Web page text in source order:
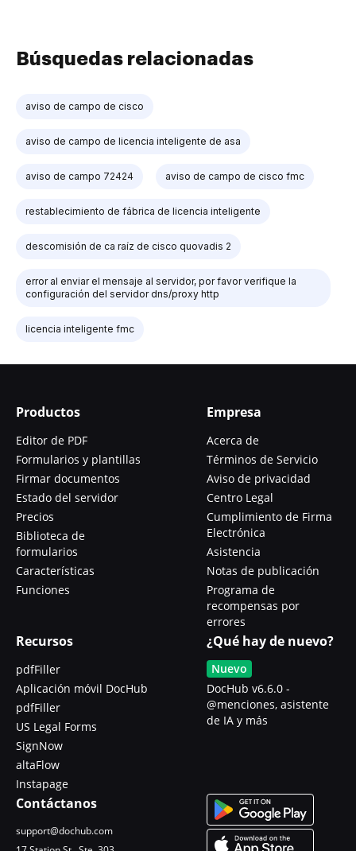
Búsquedas relacionadas
aviso de campo de cisco
aviso de campo de licencia inteligente de asa
aviso de campo 72424 aviso de campo de cisco fmc
restablecimiento de fábrica de licencia inteligente
descomisión de ca raíz de cisco quovadis 2
error al enviar el mensaje al servidor, por favor verifique la
configuración del servidor dns/proxy http
licencia inteligente fmc
Productos
Editor de PDF
Formularios y plantillas
Firmar documentos
Estado del servidor
Precios
Biblioteca de
formularios
Características
Funciones
Empresa
Acerca de
Términos de Servicio
Aviso de privacidad
Centro Legal
Cumplimiento de Firma
Electrónica
Asistencia
Notas de publicación
Programa de
recompensas por
errores
Recursos
pdfFiller
Aplicación móvil DocHub
pdfFiller
US Legal Forms
SignNow
altaFlow
Instapage
¿Qué hay de nuevo?
Nuevo
DocHub v6.6.0 -
@menciones, asistente
de IA y más
Contáctanos
support@dochub.com